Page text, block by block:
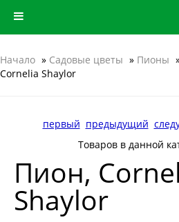
Начало » Садовые цветы » Пионы
Cornelia Shaylor
первый предыдущий
Товаров в данной
Пион,
Shaylor